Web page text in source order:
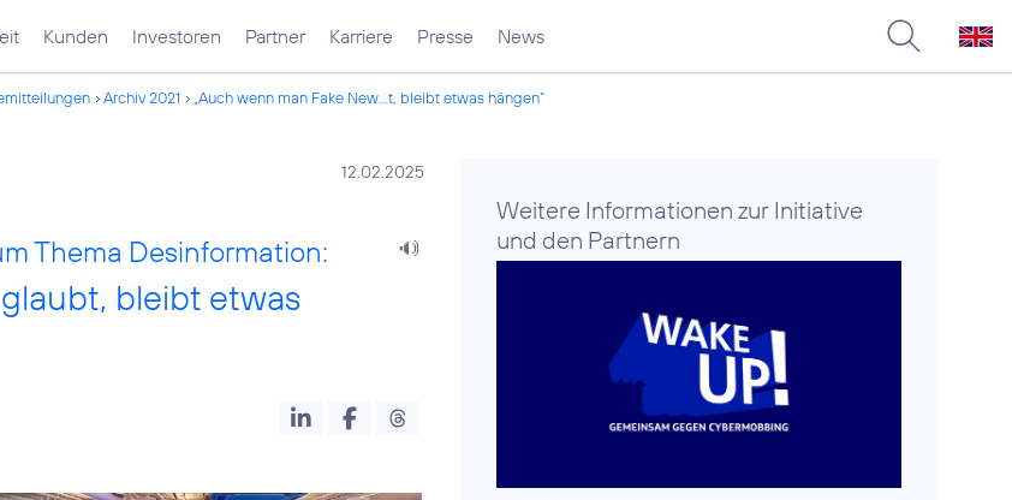
Kunden Investoren Partner Karriere Presse News
Archiv 2021 „Auch wenn man Fake New...t, bleibt etwas hängen“
12.02.2025
Thema Desinformation:
bleibt etwas
Weitere Informationen zur Initiative
und den Partnern